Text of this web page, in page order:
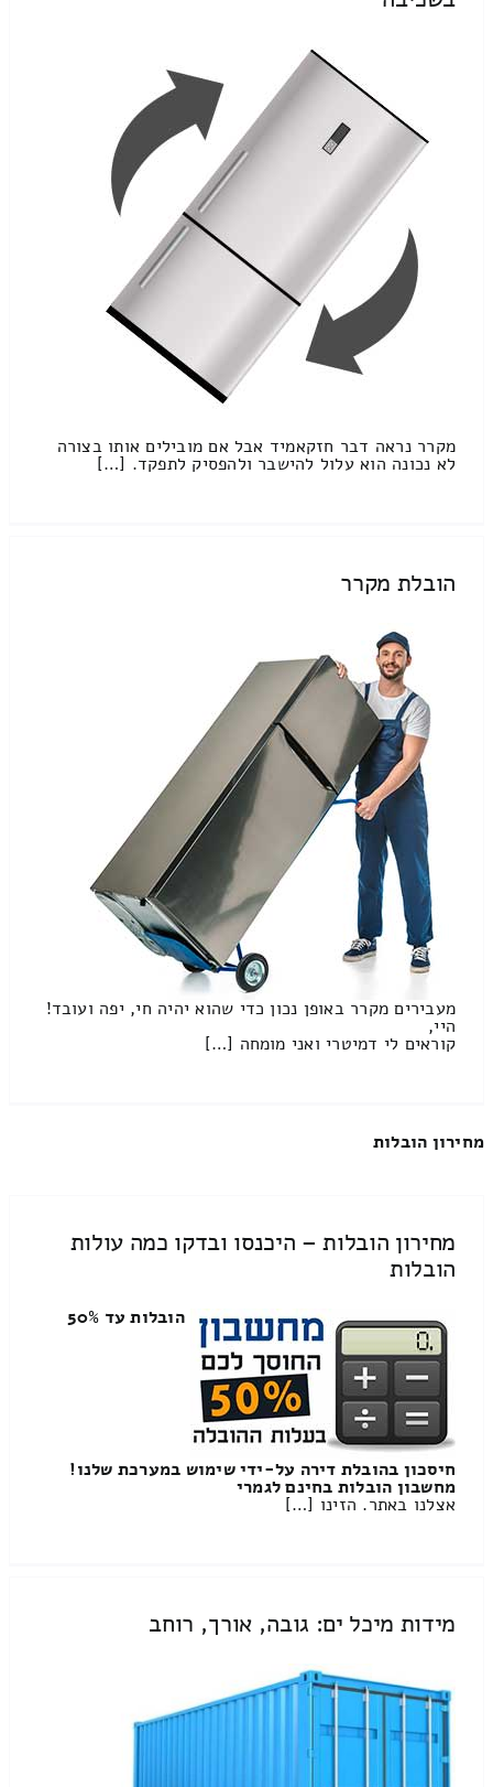
מקרר נראה דבר חזקאמיד אבל אם מובילים אותו בצורה
לא נכונה הוא עלול להישבר ולהפסיק לתפקד. […]
הובלת מקרר
מעבירים מקרר באופן נכון כדי שהוא יהיה חי, יפה ועובד!
היי,
קוראים לי דמיטרי ואני מומחה […]
מחירון הובלות
מחירון הובלות – היכנסו ובדקו כמה עולות
הובלות
הובלות עד 50%
חיסכון בהובלת דירה על-ידי שימוש במערכת שלנו!
מחשבון הובלות בחינם לגמרי
אצלנו באתר. הזינו […]
מידות מיכל ים: גובה, אורך, רוחב